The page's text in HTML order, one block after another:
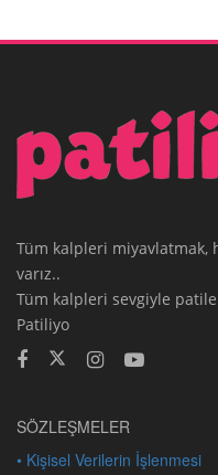
Tüm kalpleri miyavlatmak,
varız..
Tüm kalpleri sevgiyle
Patiliyo
SÖZLEŞMELER
• Kişisel Verilerin İşlenmesi